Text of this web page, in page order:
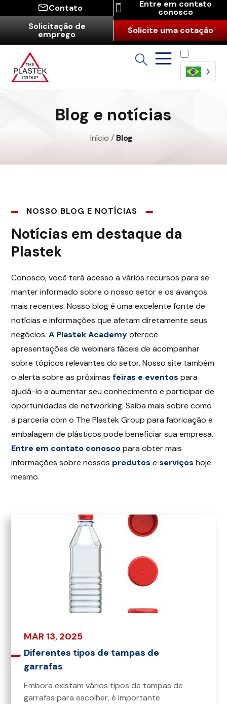
Contato Entre em contato
conosco
Solicitação de
emprego Solicite uma cotação
Blog e notícias
Início / Blog
NOSSO BLOG E NOTÍCIAS
Notícias em destaque da
Plastek
Conosco, você terá acesso a vários recursos para se
manter informado sobre o nosso setor e os avanços
mais recentes. Nosso blog é uma excelente fonte de
notícias e informações que afetam diretamente seus
negócios. A Plastek Academyoferece
apresentações de webinars fáceis de acompanhar
sobre tópicos relevantes do setor. Nosso site também
o alerta sobre as próximas feiras e eventos para
ajudá-lo a aumentar seu conhecimento e participar de
oportunidades de networking. Saiba mais sobre como
a parceria com o The Plastek Group para fabricação e
embalagem de plásticos pode beneficiar sua empresa.
Entre em contato conoscopara obter mais
informações sobre nossos produtos e serviços hoje
mesmo.
MAR 13, 2025
Diferentes tipos de tampas de
garrafas
Embora existam vários tipos de tampas de
garrafas para escolher, é importante